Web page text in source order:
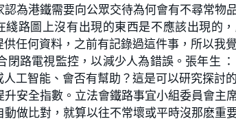
為港鐵需要向公眾交待為何會有不尋常物
路圖上沒有出現的東西是不應該出現的
任何資料，之前有記錄過這件事，所以我覺
路電視監控，以減少人為錯誤。張年生
工智能、會否有幫助？這是可以研究探討的
安全指數。立法會鐵路事宜小組委員會主
做比對，就算以往不常壞或平時沒那麽重